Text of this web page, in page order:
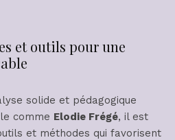
et outils pour une
solide et pédagogique
comme Elodie Frégé, il est
et méthodes qui favorisent